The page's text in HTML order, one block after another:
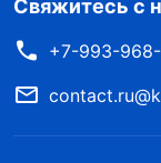
Свяжитесь с
+7-993-